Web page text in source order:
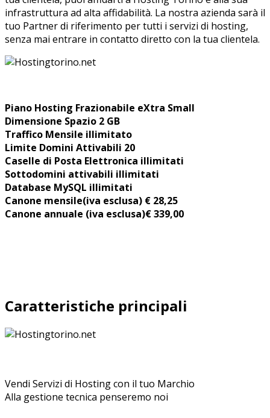
infrastruttura ad alta affidabilità. La nostra azienda sarà il
tuo Partner di riferimento per tutti i servizi di hosting,
senza mai entrare in contatto diretto con la tua clientela.
Piano Hosting Frazionabile eXtra Small
Dimensione Spazio 2 GB
Traffico Mensile illimitato
Limite Domini Attivabili 20
Caselle di Posta Elettronica illimitati
Sottodomini attivabili illimitati
Database MySQL illimitati
Canone mensile(iva esclusa) € 28,25
Canone annuale (iva esclusa)€ 339,00
Caratteristiche principali
Vendi Servizi di Hosting con il tuo Marchio
Alla gestione tecnica penseremo noi